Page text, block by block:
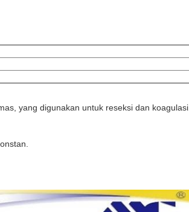
yang digunakan untuk reseksi dan koagulasi.